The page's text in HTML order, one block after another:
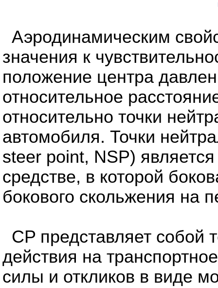
Аэродинамическим
значения к
положение центра
относительное
относительно точки
автомобиля. Точки
steer point, NSP)
средстве, в которой
бокового скольжения на
CP представляет собой
действия на
силы и откликов в виде